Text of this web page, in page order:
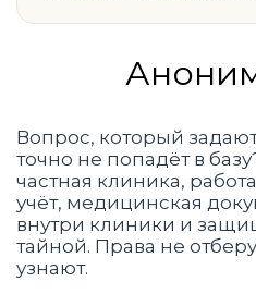
Вопрос, который
точно не попадёт в
частная клиника,
учёт, медицинская
внутри клиники и
тайной. Права не
узнают.